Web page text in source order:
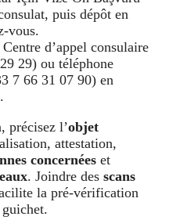
puis dépôt en
vous.
Centre d’appel consulaire
29) ou téléphone
7 66 31 07 90) en
précisez l’objet
attestation,
concernées et
. Joindre des scans
la pré-vérification
guichet.